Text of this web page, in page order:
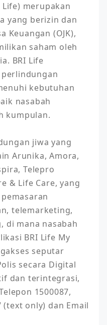
Life) merupakan
yang berizin dan
Keuangan (OJK),
saham oleh
BRI Life
kebutuhan
nasabah
kumpulan.
jiwa yang
Arunika, Amora,
Telepro
& Life Care, yang
telemarketing,
di mana nasabah
BRI Life My
seputar
secara Digital
dan terintegrasi,
1500087,
(text only) dan Email